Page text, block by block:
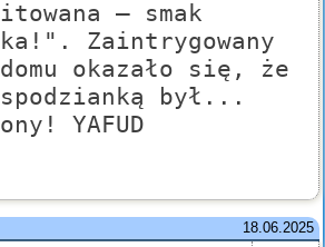
– smak
Zaintrygowany
okazało się, że
był...
YAFUD
18.06.2025